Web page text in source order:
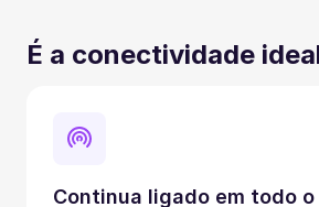
É a conectividade
Continua ligado em todo